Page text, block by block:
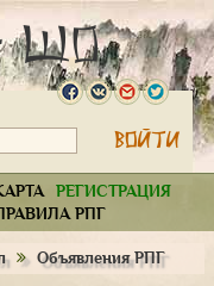
Шо
РЕГИСТРАЦИЯ
РПГ
Объявления РПГ